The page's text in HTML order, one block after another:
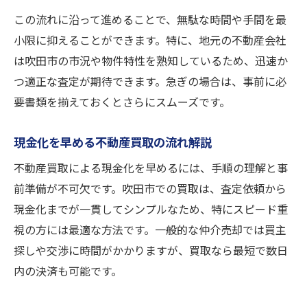
この流れに沿って進めることで、無駄な時間や手間を最
小限に抑えることができます。特に、地元の不動産会社
は吹田市の市況や物件特性を熟知しているため、迅速か
つ適正な査定が期待できます。急ぎの場合は、事前に必
要書類を揃えておくとさらにスムーズです。
現金化を早める不動産買取の流れ解説
不動産買取による現金化を早めるには、手順の理解と事
前準備が不可欠です。吹田市での買取は、査定依頼から
現金化までが一貫してシンプルなため、特にスピード重
視の方には最適な方法です。一般的な仲介売却では買主
探しや交渉に時間がかかりますが、買取なら最短で数日
内の決済も可能です。